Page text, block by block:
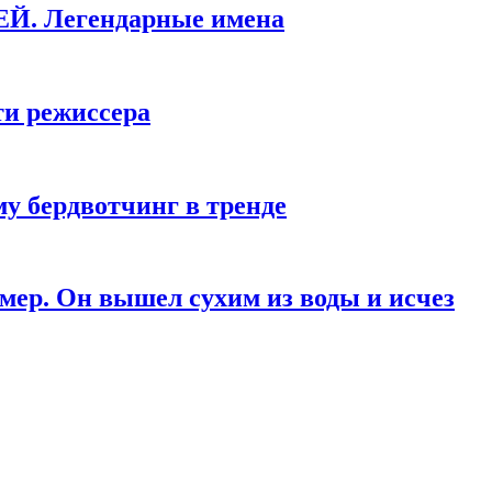
Легендарные имена
режиссера
бердвотчинг в тренде
Он вышел сухим из воды и исчез